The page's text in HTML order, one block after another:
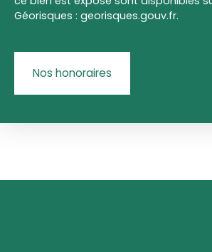
Géorisques : georisques.gouv.fr.
Nos honoraires